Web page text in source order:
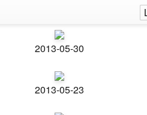
2013-05-30
2013-05-23